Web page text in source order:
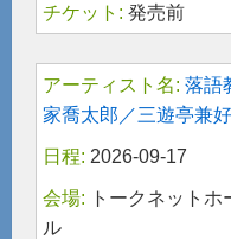
発売前
落語
家喬太郎／三遊亭兼
2026-09-17
トークネット
ル